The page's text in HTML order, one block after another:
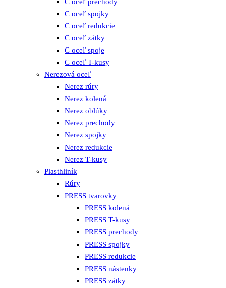
C oceľ spojky
C oceľ redukcie
C oceľ zátky
C oceľ spoje
C oceľ T-kusy
Nerezová oceľ
Nerez rúry
Nerez kolená
Nerez oblúky
Nerez prechody
Nerez spojky
Nerez redukcie
Nerez T-kusy
Plasthliník
Rúry
PRESS tvarovky
PRESS kolená
PRESS T-kusy
PRESS prechody
PRESS spojky
PRESS redukcie
PRESS nástenky
PRESS zátky